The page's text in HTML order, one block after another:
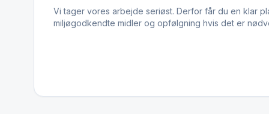
Vi tager vores arbejde seriøst. Derfor får du en klar
miljøgodkendte midler og opfølgning hvis det er